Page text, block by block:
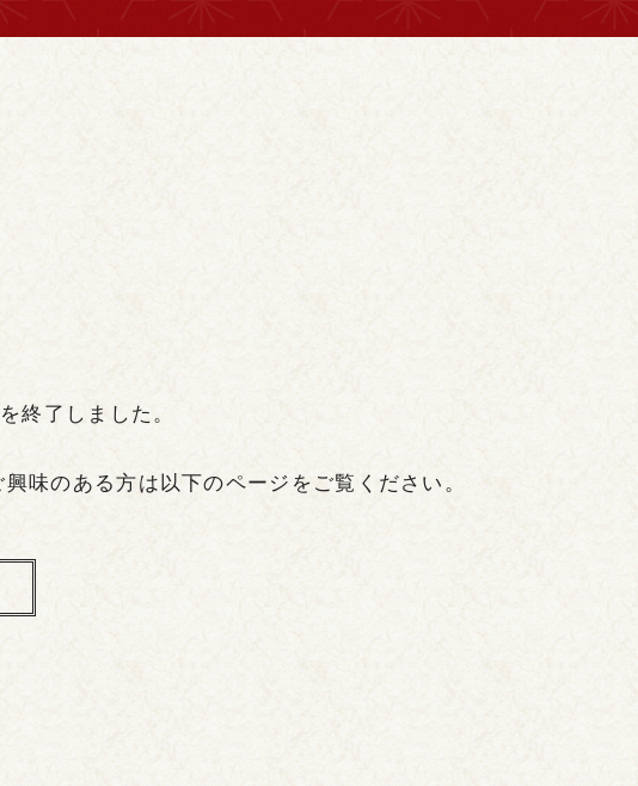
終了しました。
味のある方は以下のページをご覧ください。